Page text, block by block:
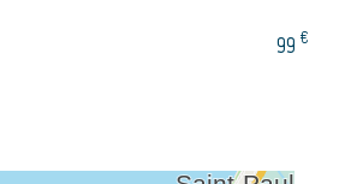
99 €